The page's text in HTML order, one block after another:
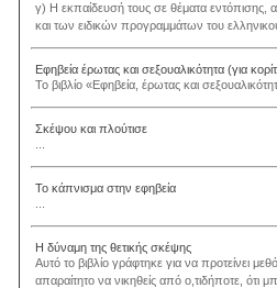
γ) Η εκπαίδευσή τους σε θέματα εντόπισης,
και των ειδικών προγραμμάτων του
Εφηβεία έρωτας και σεξουαλικότητα (για
Το βιβλίο «Εφηβεία, έρωτας και
Σκέψου και πλούτισε
Το κάπνισμα στην εφηβεία
Η δύναμη της θετικής σκέψης
Αυτό το βιβλίο γράφτηκε για να προτείνει
απαραίτητο να νικηθείς από ο,τιδήποτε, ότι